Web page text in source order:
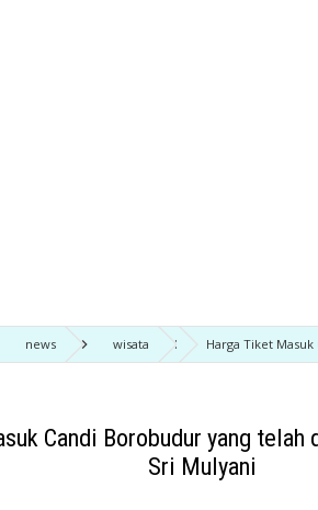
news wisata
Harga Tiket
Candi Borobudur yang
Sri Mulyani